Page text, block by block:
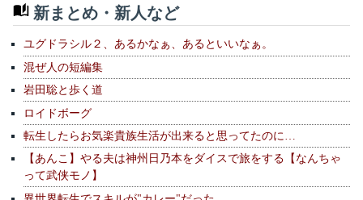
新まとめ・新人など
ユグドラシル２、あるかなぁ、あるといいなぁ。
混ぜ人の短編集
岩田聡と歩く道
ロイドボーグ
転生したらお気楽貴族生活が出来ると思ってたのに…
【あんこ】やる夫は神州日乃本をダイスで旅をする【なんちゃ
って武侠モノ】